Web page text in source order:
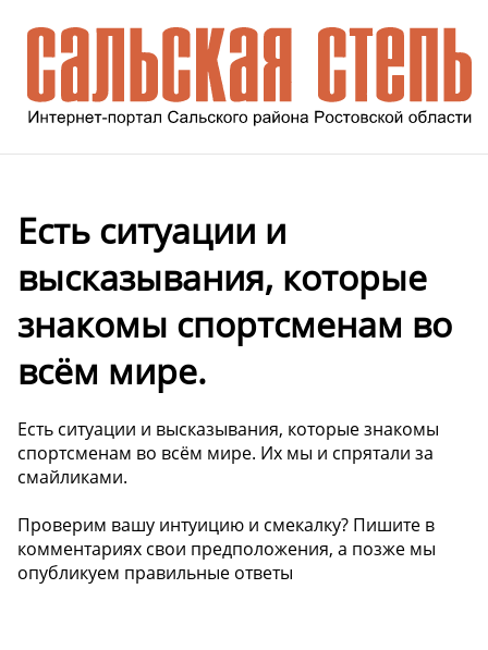
Есть ситуации и
высказывания, которые
знакомы спортсменам во
всём мире.
Есть ситуации и высказывания, которые знакомы
спортсменам во всём мире. Их мы и спрятали за
смайликами.
Проверим вашу интуицию и смекалку? Пишите в
комментариях свои предположения, а позже мы
опубликуем правильные ответы